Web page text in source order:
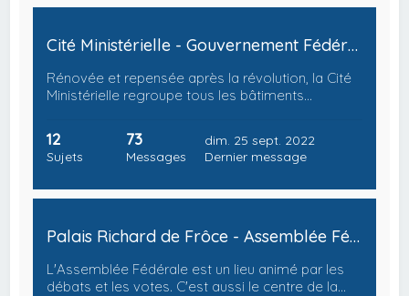
Cité Ministérielle - Gouvernement Fédéral
Rénovée et repensée après la révolution, la Cité
Ministérielle regroupe tous les bâtiments…
12
Sujets
73
Messages
dim. 25 sept. 2022
Dernier message
Palais Richard de Frôce - Assemblée Fédérale
L'Assemblée Fédérale est un lieu animé par les
débats et les votes. C'est aussi le centre de la…